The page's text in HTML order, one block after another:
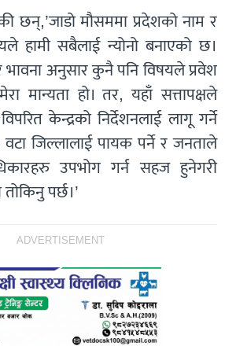
छन्,’जाडो मौसममा प्रदेशको नाम र
हामी सबैलाई न्योनो बनाएको छ।
भावना अनुसार कुनै पनि विषयले प्रवेश
मान्यता हो। तर, यहाँ सत्तापक्षले
केन्द्रको निर्देशनलाई लागू गर्ने
वटा जिल्लालाई पायक पर्ने र जनताले
उपभोग गर्न सहज हुनेगरी
पर्छ।’
ADVERTISEMENT